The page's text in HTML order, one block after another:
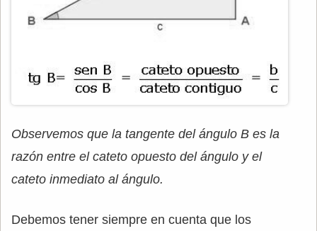
Observemos que la tangente del ángulo B es la
razón entre el cateto opuesto del ángulo y el
cateto inmediato al ángulo.
Debemos tener siempre en cuenta que los